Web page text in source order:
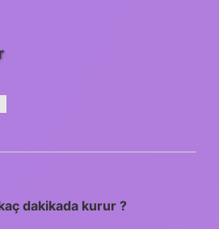
kaç dakikada kurur ?